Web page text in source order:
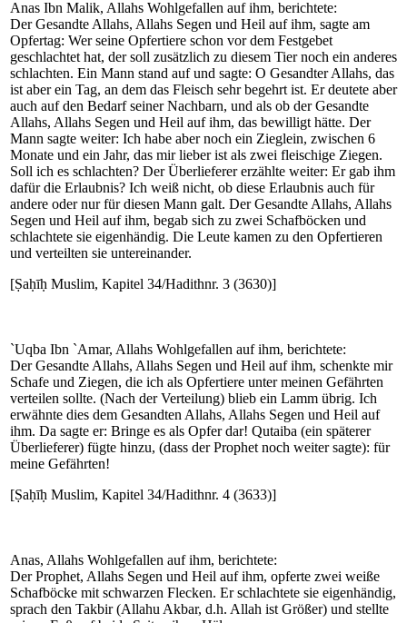
Anas Ibn Malik, Allahs Wohlgefallen auf ihm, berichtete:
Der Gesandte Allahs, Allahs Segen und Heil auf ihm, sagte am
Opfertag: Wer seine Opfertiere schon vor dem Festgebet
geschlachtet hat, der soll zusätzlich zu diesem Tier noch ein anderes
schlachten. Ein Mann stand auf und sagte: O Gesandter Allahs, das
ist aber ein Tag, an dem das Fleisch sehr begehrt ist. Er deutete aber
auch auf den Bedarf seiner Nachbarn, und als ob der Gesandte
Allahs, Allahs Segen und Heil auf ihm, das bewilligt hätte. Der
Mann sagte weiter: Ich habe aber noch ein Zieglein, zwischen 6
Monate und ein Jahr, das mir lieber ist als zwei fleischige Ziegen.
Soll ich es schlachten? Der Überlieferer erzählte weiter: Er gab ihm
dafür die Erlaubnis? Ich weiß nicht, ob diese Erlaubnis auch für
andere oder nur für diesen Mann galt. Der Gesandte Allahs, Allahs
Segen und Heil auf ihm, begab sich zu zwei Schafböcken und
schlachtete sie eigenhändig. Die Leute kamen zu den Opfertieren
und verteilten sie untereinander.
[Ṣaḥīḥ Muslim, Kapitel 34/Hadithnr. 3 (3630)]
`Uqba Ibn `Amar, Allahs Wohlgefallen auf ihm, berichtete:
Der Gesandte Allahs, Allahs Segen und Heil auf ihm, schenkte mir
Schafe und Ziegen, die ich als Opfertiere unter meinen Gefährten
verteilen sollte. (Nach der Verteilung) blieb ein Lamm übrig. Ich
erwähnte dies dem Gesandten Allahs, Allahs Segen und Heil auf
ihm. Da sagte er: Bringe es als Opfer dar! Qutaiba (ein späterer
Überlieferer) fügte hinzu, (dass der Prophet noch weiter sagte): für
meine Gefährten!
[Ṣaḥīḥ Muslim, Kapitel 34/Hadithnr. 4 (3633)]
Anas, Allahs Wohlgefallen auf ihm, berichtete:
Der Prophet, Allahs Segen und Heil auf ihm, opferte zwei weiße
Schafböcke mit schwarzen Flecken. Er schlachtete sie eigenhändig,
sprach den Takbir (Allahu Akbar, d.h. Allah ist Größer) und stellte